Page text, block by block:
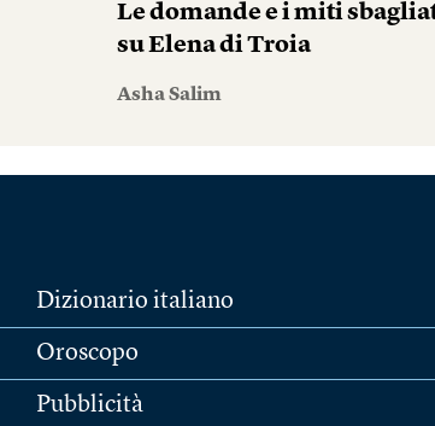
Le domande e i miti
su Elena di Troia
Asha Salim
Dizionario italiano
Oroscopo
Pubblicità